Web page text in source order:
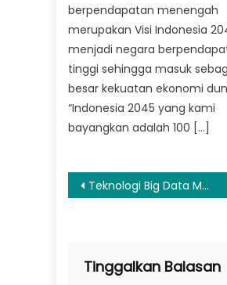
berpendapatan menengah
merupakan Visi Indonesia
menjadi negara
tinggi sehingga masuk
besar kekuatan ekonomi
“Indonesia 2045 yang kami
bayangkan adalah 100 […]
Navigasi
Teknologi Big Data Mulai Dimanfaatkan untuk Sistem Rating
Tinggalkan Balasan